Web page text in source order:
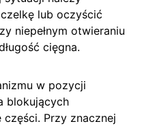
lub oczyścić
niepełnym otwieraniu
cięgna.
w pozycji
blokujących
Przy znacznej